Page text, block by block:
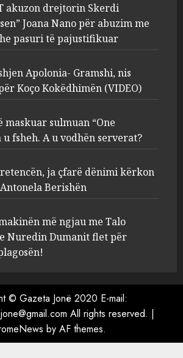
ngjau me Talo Çelën”,
dëshmia e Nuredin Dumanit
flet për PERSONAT që e
plagosën!
akuzon drejtorin Skerdi
Joana Nano për abuzim me
pasuri të pajustifikuar
Apolonia- Gramshi, nis
Koço Kokëdhimën (VIDEO)
maskuar sulmuan “One
fsheh. A u vodhën serverat?
ja çfarë dënimi kërkon
Berishën
më ngjau me Talo
e Nuredin Dumanit flet për
© Gazeta Jonë 2020 E-mail:
All rights reserved. |
by AF themes.